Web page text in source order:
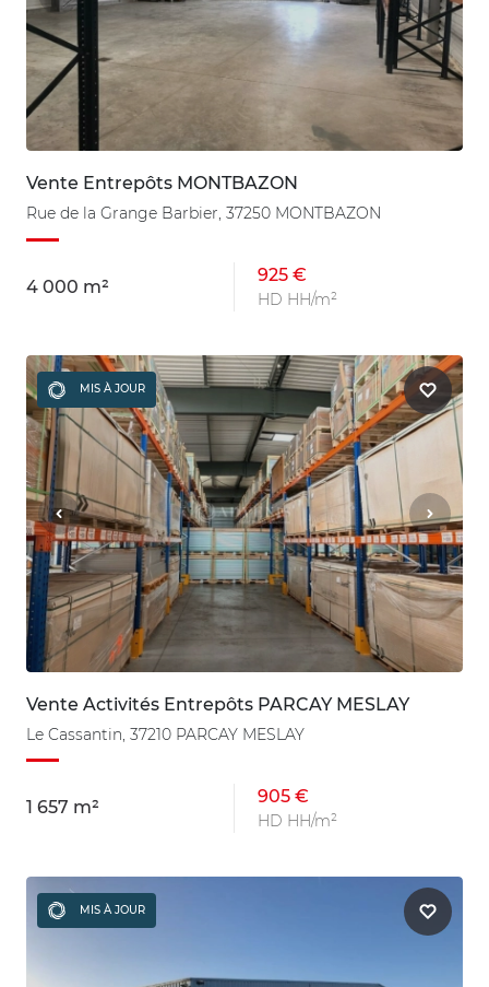
Vente Entrepôts MONTBAZON
Rue de la Grange Barbier, 37250 MONTBAZON
4 000 m²
925 €
HD HH/m²
MIS À JOUR
Vente Activités Entrepôts PARCAY MESLAY
Le Cassantin, 37210 PARCAY MESLAY
1 657 m²
905 €
HD HH/m²
MIS À JOUR